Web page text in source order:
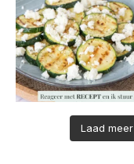
Laad meer